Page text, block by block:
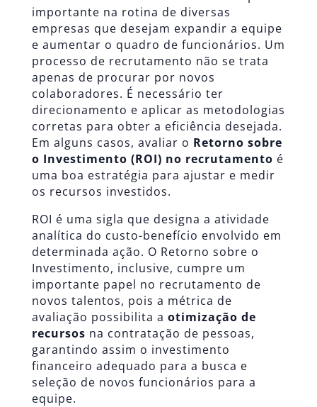
importante na rotina de diversas
empresas que desejam expandir a equipe
e aumentar o quadro de funcionários. Um
processo de recrutamento não se trata
apenas de procurar por novos
colaboradores. É necessário ter
direcionamento e aplicar as metodologias
corretas para obter a eficiência desejada.
Em alguns casos, avaliar o Retorno sobre
o Investimento (ROI) no recrutamento é
uma boa estratégia para ajustar e medir
os recursos investidos.
ROI é uma sigla que designa a atividade
analítica do custo-benefício envolvido em
determinada ação. O Retorno sobre o
Investimento, inclusive, cumpre um
importante papel no recrutamento de
novos talentos, pois a métrica de
avaliação possibilita a otimização de
recursos na contratação de pessoas,
garantindo assim o investimento
financeiro adequado para a busca e
seleção de novos funcionários para a
equipe.